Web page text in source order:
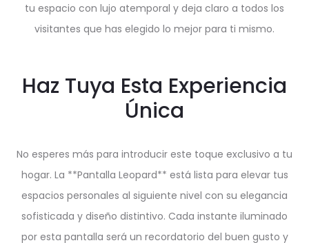
tu espacio con lujo atemporal y deja claro a todos los
visitantes que has elegido lo mejor para ti mismo.
Haz Tuya Esta Experiencia
Única
No esperes más para introducir este toque exclusivo a tu
hogar. La **Pantalla Leopard** está lista para elevar tus
espacios personales al siguiente nivel con su elegancia
sofisticada y diseño distintivo. Cada instante iluminado
por esta pantalla será un recordatorio del buen gusto y